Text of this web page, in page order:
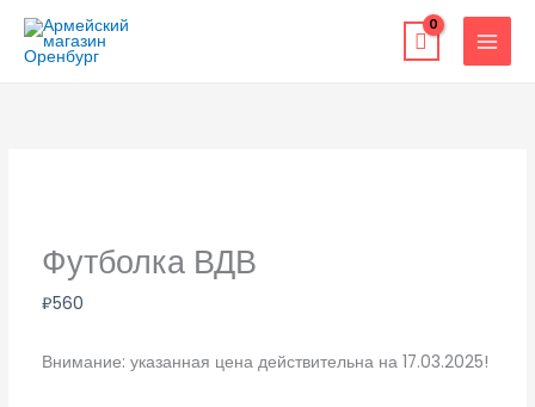
Перейти
содержимому
Футболка ВДВ
₽560
Внимание: указанная цена действительна на 17.03.2025!